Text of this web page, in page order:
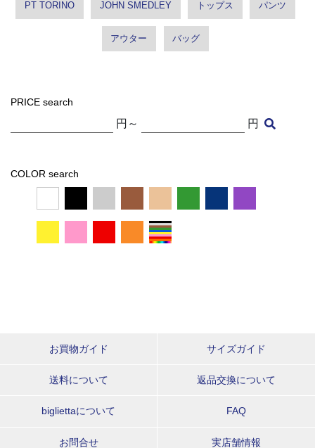
PT TORINO JOHN SMEDLEY トップス パンツ
アウター バッグ
PRICE search
円～ 円
COLOR search
お買物ガイド サイズガイド
送料について 返品交換について
bigliettaについて FAQ
お問合せ 実店舗情報